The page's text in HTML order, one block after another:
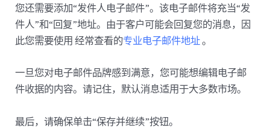
您还需要添加“发件人电子邮件”。该电子邮件将充当“发
件人”和“回复”地址。由于客户可能会回复您的消息，因
此您需要使用 经常查看的专业电子邮件地址。
一旦您对电子邮件品牌感到满意，您可能想编辑电子邮
件收据的内容。请记住，默认消息适用于大多数市场。
最后，请确保单击“保存并继续”按钮。